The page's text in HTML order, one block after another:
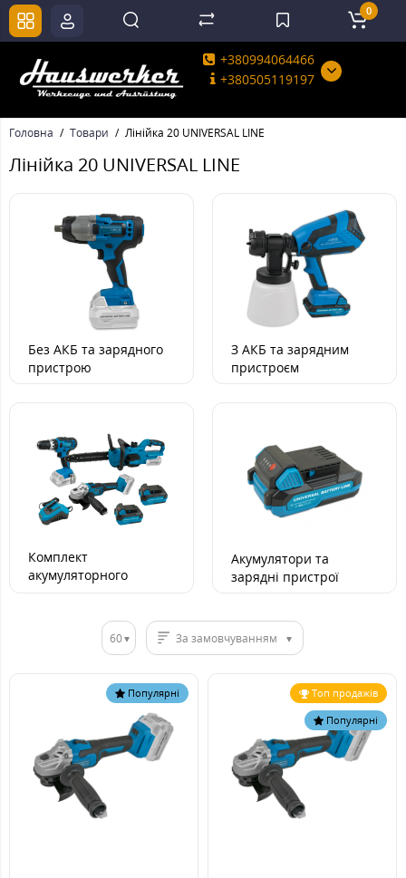
+380994064466
+380505119197
0
Головна Товари Лінійка 20 UNIVERSAL LINE
Лінійка 20 UNIVERSAL LINE
Без АКБ та зарядного
пристрою
З АКБ та зарядним
пристроєм
Комплект
акумуляторного
Акумулятори та
зарядні пристрої
60 За замовчуванням
Популярні
Топ продажів
Популярні